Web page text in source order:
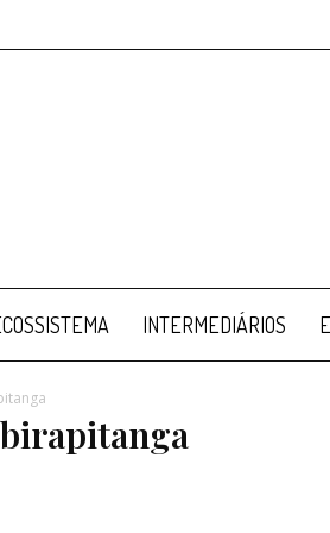
INTERMEDIÁRIOS